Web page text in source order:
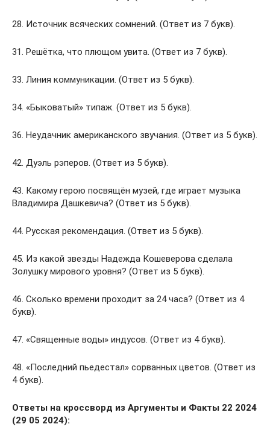
28. Источник всяческих сомнений. (Ответ из 7 букв).
31. Решётка, что плющом увита. (Ответ из 7 букв).
33. Линия коммуникации. (Ответ из 5 букв).
34. «Быковатый» типаж. (Ответ из 5 букв).
36. Неудачник американского звучания. (Ответ из 5 букв).
42. Дуэль рэперов. (Ответ из 5 букв).
43. Какому герою посвящён музей, где играет музыка
Владимира Дашкевича? (Ответ из 5 букв).
44. Русская рекомендация. (Ответ из 5 букв).
45. Из какой звезды Надежда Кошеверова сделала
Золушку мирового уровня? (Ответ из 5 букв).
46. Сколько времени проходит за 24 часа? (Ответ из 4
букв).
47. «Священные воды» индусов. (Ответ из 4 букв).
48. «Последний пьедестал» сорванных цветов. (Ответ из
4 букв).
Ответы на кроссворд из Аргументы и Факты 22 2024
(29 05 2024):